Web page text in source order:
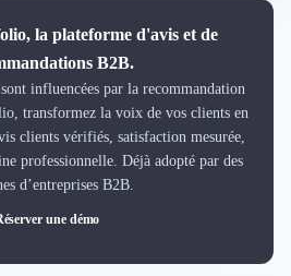
la plateforme d'avis et de
B2B.
influencées par la recommandation
transformez la voix de vos clients en
clients vérifiés, satisfaction mesurée,
professionnelle. Déjà adopté par des
d’entreprises B2B.
une démo